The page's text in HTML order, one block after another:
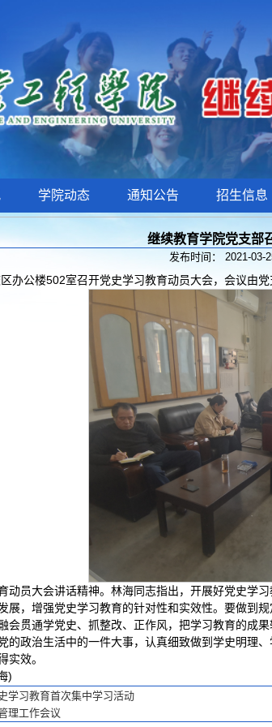
学院动态 通知公告 招生信息
继续教育学院党支部
发布时间： 2021-03-
办公楼502室召开党史学习教育动员大会，会议由
动员大会讲话精神。林海同志指出，开展好党史
展，增强党史学习教育的针对性和实效性。要做
贯通学党史、抓整改、正作风，把学习教育的成
的政治生活中的一件大事，认真细致做到学史明
实效。
)
学习教育首次集中学习活动
理工作会议